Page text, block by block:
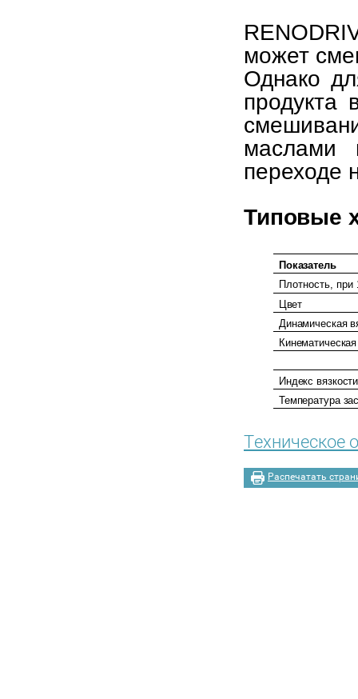
может
Однако
продукта
маслами
переходе
Типовые
Показатель
Плотность,
Цвет
Динамическая
Кинематическая
Индекс вязкости
Температура
Техническое
Распечатать